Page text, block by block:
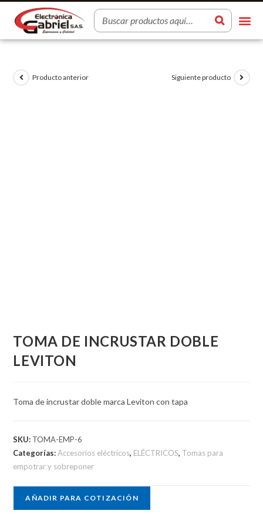
Producto anterior Siguiente producto
TOMA DE INCRUSTAR DOBLE
LEVITON
Toma de incrustar doble marca Leviton con tapa
SKU: TOMA-EMP-6
Categorías:Accesorios eléctricos, ELÉCTRICOS, Tomas para
empotrar y sobreponer
AÑADIR PARA COTIZACIÓN